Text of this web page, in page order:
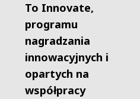
To Innovate,
programu
nagradzania
innowacyjnych i
opartych na
współpracy